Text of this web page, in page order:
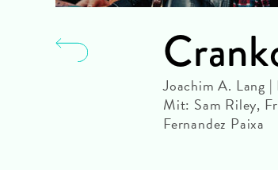
Joachim A. Lang
Mit: Sam Riley,
Fernandez Paixa